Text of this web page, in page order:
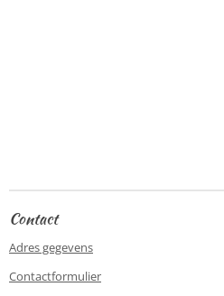
Contact
Adres gegevens
Contactformulier